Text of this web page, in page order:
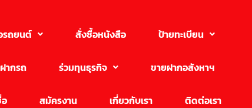
รถยนต์ สั่งซื้อหนังสือ ป้ายทะเบียน
ากรถ ร่วมทุนธุรกิจ ขายฝากอสังหาฯ
สมัครงาน เกี่ยวกับเรา ติดต่อเรา